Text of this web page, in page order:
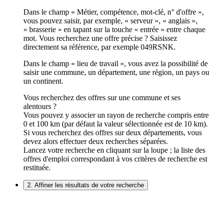
Dans le champ « Métier, compétence, mot-clé, n° d'offre »,
vous pouvez saisir, par exemple, « serveur », « anglais »,
« brasserie » en tapant sur la touche « entrée » entre chaque
mot. Vous recherchez une offre précise ? Saisissez
directement sa référence, par exemple 049RSNK.
Dans le champ « lieu de travail », vous avez la possibilité de
saisir une commune, un département, une région, un pays ou
un continent.
Vous recherchez des offres sur une commune et ses
alentours ?
Vous pouvez y associer un rayon de recherche compris entre
0 et 100 km (par défaut la valeur sélectionnée est de 10 km).
Si vous recherchez des offres sur deux départements, vous
devez alors effectuer deux recherches séparées.
Lancez votre recherche en cliquant sur la loupe ; la liste des
offres d'emploi correspondant à vos critères de recherche est
restituée.
2. Affiner les résultats de votre recherche